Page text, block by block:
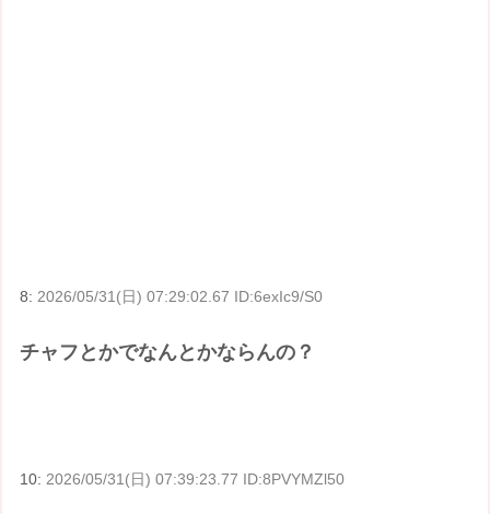
8: 2026/05/31(日) 07:29:02.67 ID:6exIc9/S0
チャフとかでなんとかならんの？
10: 2026/05/31(日) 07:39:23.77 ID:8PVYMZl50